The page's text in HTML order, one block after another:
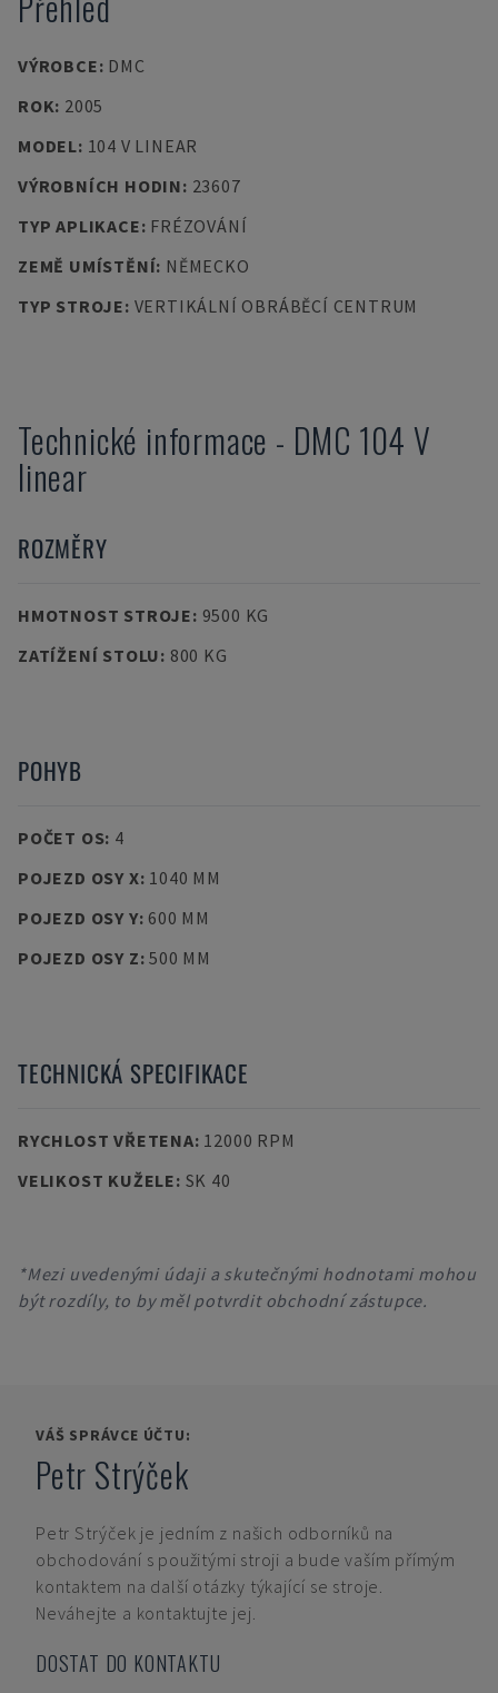
VÝROBCE: DMC
ROK: 2005
MODEL: 104 V LINEAR
VÝROBNÍCH HODIN: 23607
TYP APLIKACE: FRÉZOVÁNÍ
ZEMĚ UMÍSTĚNÍ: NĚMECKO
TYP STROJE: VERTIKÁLNÍ OBRÁBĚCÍ CENTRUM
Technické informace - DMC 104 V
linear
ROZMĚRY
HMOTNOST STROJE: 9500 KG
ZATÍŽENÍ STOLU: 800 KG
POHYB
POČET OS: 4
POJEZD OSY X: 1040 MM
POJEZD OSY Y: 600 MM
POJEZD OSY Z:500 MM
TECHNICKÁ SPECIFIKACE
RYCHLOST VŘETENA: 12000 RPM
VELIKOST KUŽELE: SK 40
*Mezi uvedenými údaji a skutečnými hodnotami mohou
být rozdíly, to by měl potvrdit obchodní zástupce.
VÁŠ SPRÁVCE ÚČTU:
Petr Strýček
Petr Strýček je jedním z našich odborníků na
obchodování s použitými stroji a bude vaším přímým
kontaktem na další otázky týkající se stroje.
Neváhejte a kontaktujte jej.
DOSTAT DO KONTAKTU